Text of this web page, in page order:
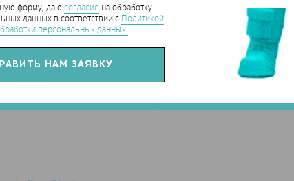
форму, даю согласие на обработку
данных в соответствии с Политикой
персональных данных.
напечатать на 3D-притере с MIG-сваркой. Ученые
на всех слоях. Тем не менее, команда признает, что для
их механических свойств потребуются дополнительные